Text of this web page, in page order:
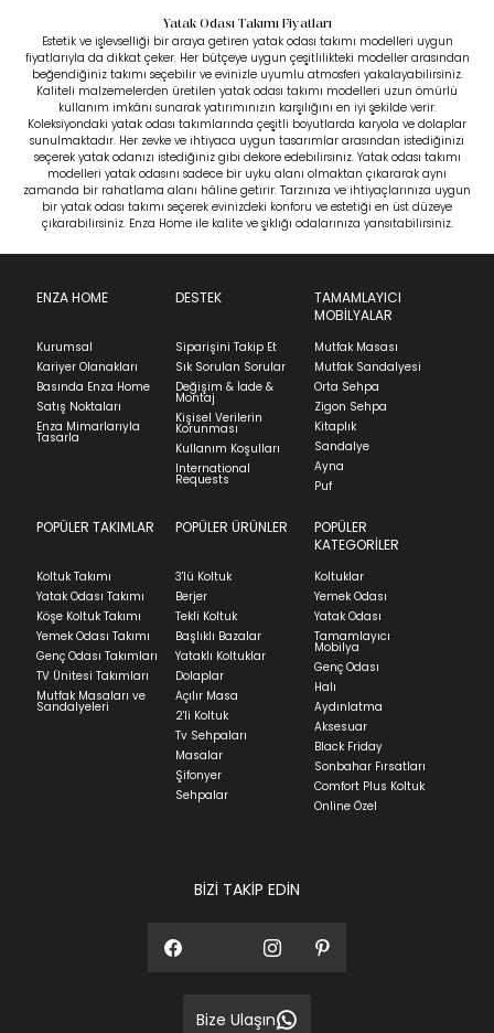
Yatak Odası Takımı Fiyatları
Estetik ve işlevselliği bir araya getiren yatak odası takımı modelleri uygun
fiyatlarıyla da dikkat çeker. Her bütçeye uygun çeşitlilikteki modeller arasından
beğendiğiniz takımı seçebilir ve evinizle uyumlu atmosferi yakalayabilirsiniz.
Kaliteli malzemelerden üretilen yatak odası takımı modelleri uzun ömürlü
kullanım imkânı sunarak yatırımınızın karşılığını en iyi şekilde verir.
Koleksiyondaki yatak odası takımlarında çeşitli boyutlarda karyola ve dolaplar
sunulmaktadır. Her zevke ve ihtiyaca uygun tasarımlar arasından istediğinizi
seçerek yatak odanızı istediğiniz gibi dekore edebilirsiniz. Yatak odası takımı
modelleri yatak odasını sadece bir uyku alanı olmaktan çıkararak aynı
zamanda bir rahatlama alanı hâline getirir. Tarzınıza ve ihtiyaçlarınıza uygun
bir yatak odası takımı seçerek evinizdeki konforu ve estetiği en üst düzeye
çıkarabilirsiniz. Enza Home ile kalite ve şıklığı odalarınıza yansıtabilirsiniz.
ENZA HOME
Kurumsal
Kariyer Olanakları
Basında Enza Home
Satış Noktaları
Enza Mimarlarıyla
Tasarla
DESTEK
Siparişini Takip Et
Sık Sorulan Sorular
Değişim & İade &
Montaj
Kişisel Verilerin
Korunması
Kullanım Koşulları
International
Requests
TAMAMLAYICI
MOBİLYALAR
Mutfak Masası
Mutfak Sandalyesi
Orta Sehpa
Zigon Sehpa
Kitaplık
Sandalye
Ayna
Puf
POPÜLER TAKIMLAR
Koltuk Takımı
Yatak Odası Takımı
Köşe Koltuk Takımı
Yemek Odası Takımı
Genç Odası Takımları
TV Ünitesi Takımları
Mutfak Masaları ve
Sandalyeleri
POPÜLER ÜRÜNLER
3'lü Koltuk
Berjer
Tekli Koltuk
Başlıklı Bazalar
Yataklı Koltuklar
Dolaplar
Açılır Masa
2'li Koltuk
Tv Sehpaları
Masalar
Şifonyer
Sehpalar
POPÜLER
KATEGORİLER
Koltuklar
Yemek Odası
Yatak Odası
Tamamlayıcı
Mobilya
Genç Odası
Halı
Aydınlatma
Aksesuar
Black Friday
Sonbahar Fırsatları
Comfort Plus Koltuk
Online Özel
BİZİ TAKİP EDİN
Bize Ulaşın